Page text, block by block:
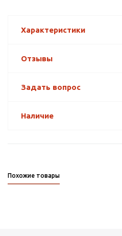
Характеристики
Отзывы
Задать вопрос
Наличие
Похожие товары